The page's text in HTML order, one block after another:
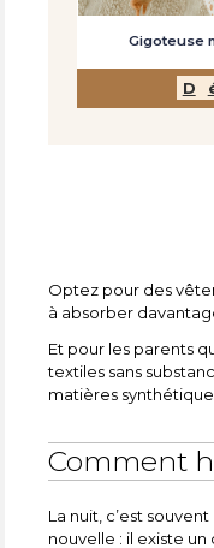
Gigoteuse
D
Optez pour des
à absorber
Et pour les parents
textiles sans
matières
Comment
La nuit, c’est
nouvelle : il existe